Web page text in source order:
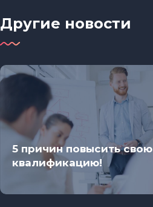
Другие новости
5 причин повысить свою
квалификацию!